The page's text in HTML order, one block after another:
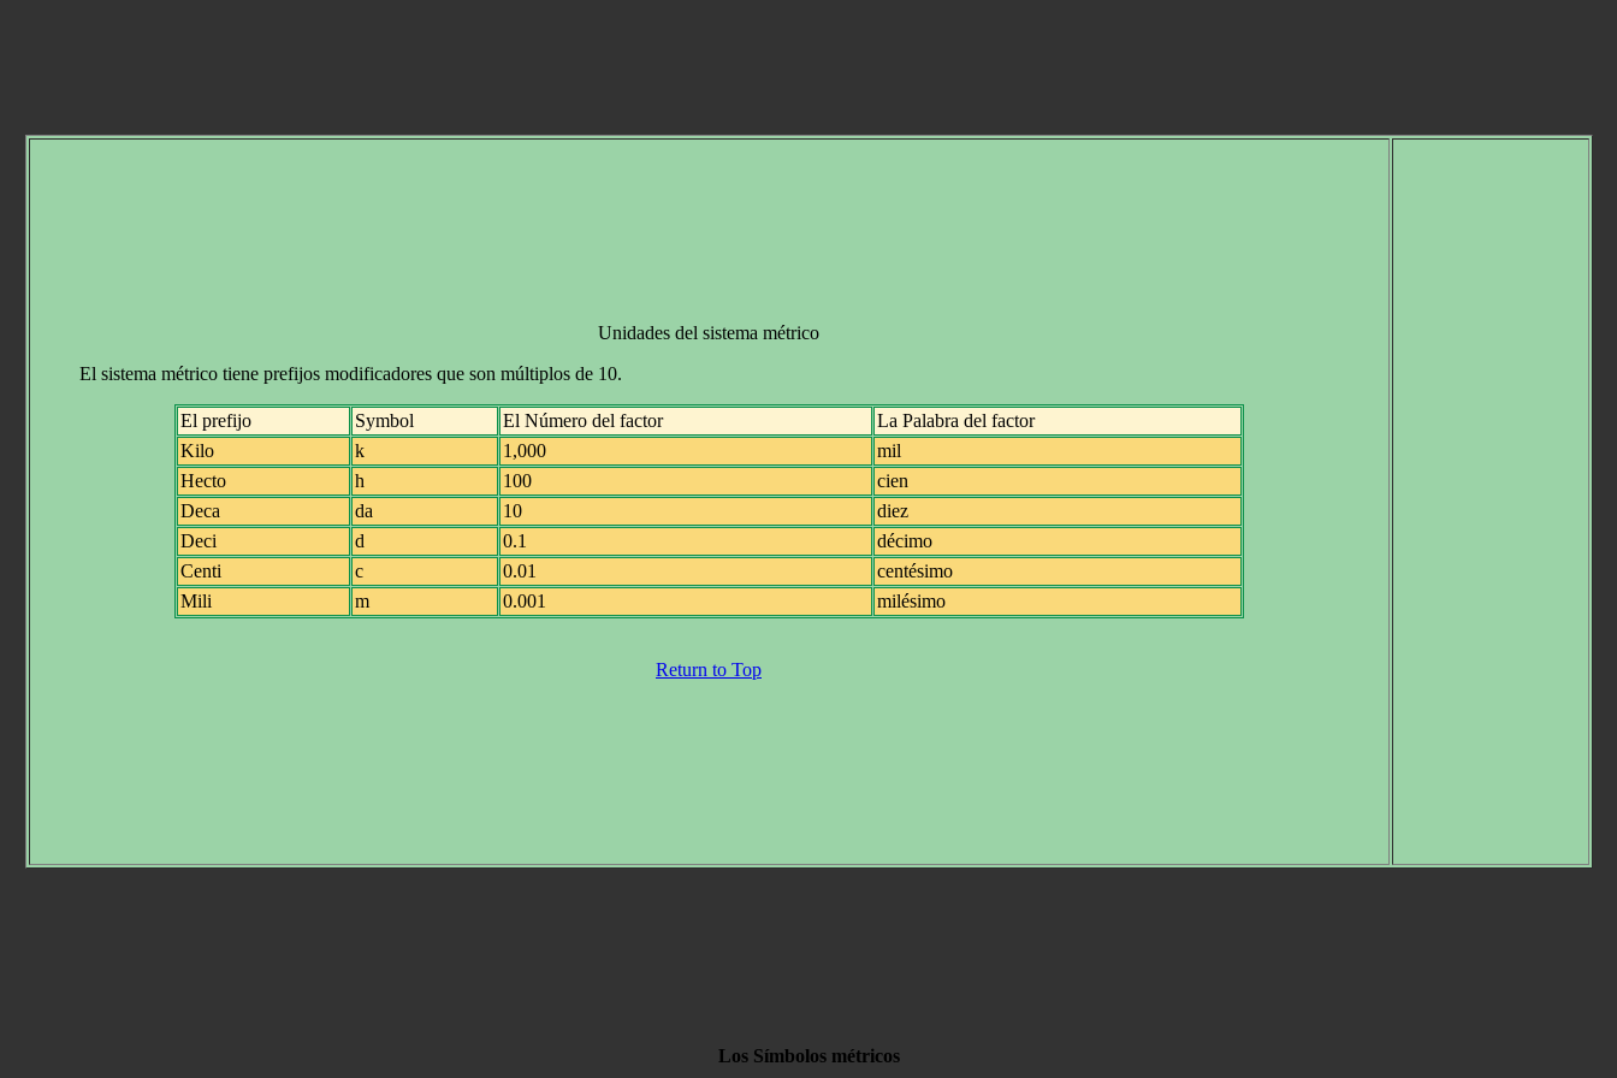
Unidades del sistema métrico
El sistema métrico tiene prefijos modificadores que son múltiplos de 10.
El prefijo Symbol El Número del factor
La Palabra del factor
Kilo
k 1,000
mil
Hecto
h 100
cien
Deca
da 10
diez
Deci
d 0.1
décimo
Centi
c 0.01
centésimo
Mili
m 0.001 milésimo
Return to Top
Los Símbolos métricos